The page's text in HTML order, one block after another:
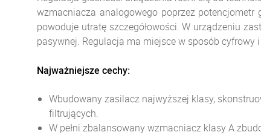
wzmacniacza analogowego poprzez
powoduje utratę szczegółowości. W urządzeniu
pasywnej. Regulacja ma miejsce w sposób
Najważniejsze cechy:
Wbudowany zasilacz najwyższej klasy,
filtrujących.
W pełni zbalansowany wzmacniacz klasy A